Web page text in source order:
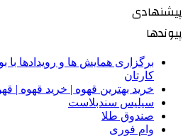
پیشنهادی
پیوندها
برگزاری همایش ها و رویدادها
کارتان
خرید بهترین قهوه | خرید قهوه |
سیلیس سندبلاست
صندوق طلا
وام فوری